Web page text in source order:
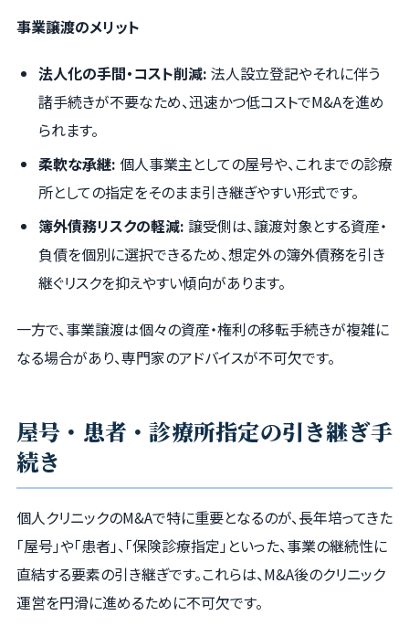
事業譲渡のメリット
法人化の手間・コスト削減: 法人設立登記やそれに伴う
諸手続きが不要なため、迅速かつ低コストでM&Aを進め
られます。
柔軟な承継: 個人事業主としての屋号や、これまでの診療
所としての指定をそのまま引き継ぎやすい形式です。
簿外債務リスクの軽減: 譲受側は、譲渡対象とする資産・
負債を個別に選択できるため、想定外の簿外債務を引き
継ぐリスクを抑えやすい傾向があります。
一方で、事業譲渡は個々の資産・権利の移転手続きが複雑に
なる場合があり、専門家のアドバイスが不可欠です。
屋号・患者・診療所指定の引き継ぎ手
続き
個人クリニックのM&Aで特に重要となるのが、長年培ってきた
「屋号」や「患者」、「保険診療指定」といった、事業の継続性に
直結する要素の引き継ぎです。これらは、M&A後のクリニック
運営を円滑に進めるために不可欠です。